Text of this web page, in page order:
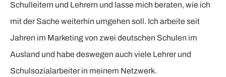
Schulleitern und Lehrern und lasse mich beraten, wie ich
mit der Sache weiterhin umgehen soll. Ich arbeite seit
Jahren im Marketing von zwei deutschen Schulen im
Ausland und habe deswegen auch viele Lehrer und
Schulsozialarbeiter in meinem Netzwerk.